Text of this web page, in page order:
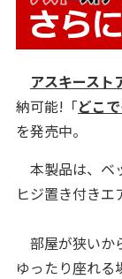
アスキースト
納可能!「どこ
を発売中。
本製品は、ベ
ヒジ置き付きエ
部屋が狭いか
ゆったり座れる